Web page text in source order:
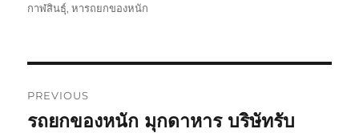
กาฬสินธุ์,หารถยกของหนัก
navigation
PREVIOUS
Previous
รถยกของหนัก มุกดาหาร บริษัทรับ